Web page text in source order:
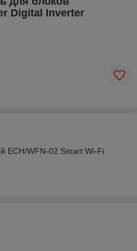
Digital Inverter
WFN-02 Smart Wi-Fi